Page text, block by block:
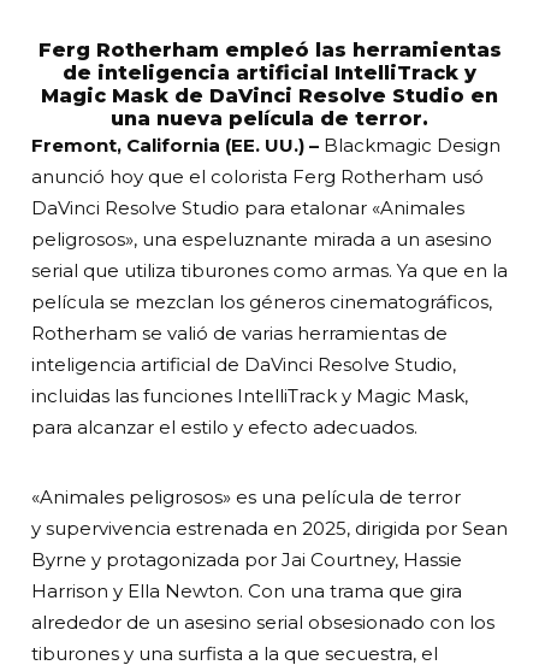
Ferg Rotherham empleó las herramientas
de inteligencia artificial IntelliTrack y
Magic Mask de DaVinci Resolve Studio en
una nueva película de terror.
Fremont, California (EE. UU.) – Blackmagic Design
anunció hoy que el colorista Ferg Rotherham usó
DaVinci Resolve Studio para etalonar «Animales
peligrosos», una espeluznante mirada a un asesino
serial que utiliza tiburones como armas. Ya que en la
película se mezclan los géneros cinematográficos,
Rotherham se valió de varias herramientas de
inteligencia artificial de DaVinci Resolve Studio,
incluidas las funciones IntelliTrack y Magic Mask,
para alcanzar el estilo y efecto adecuados.
«Animales peligrosos» es una película de terror
y supervivencia estrenada en 2025, dirigida por Sean
Byrne y protagonizada por Jai Courtney, Hassie
Harrison y Ella Newton. Con una trama que gira
alrededor de un asesino serial obsesionado con los
tiburones y una surfista a la que secuestra, el